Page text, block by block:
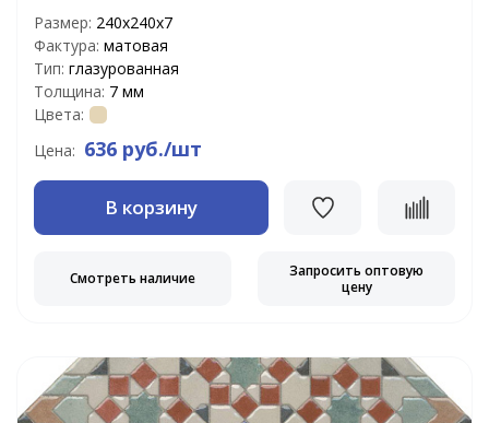
Размер: 240х240х7
Фактура: матовая
Тип: глазурованная
Толщина: 7 мм
Цвета:
Цена: 636 руб./шт
В корзину
Смотреть наличие
Запросить оптовую
цену